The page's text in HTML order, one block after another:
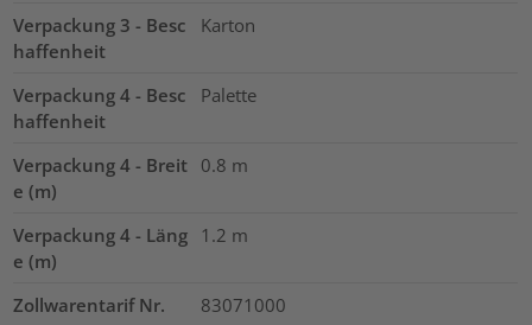
Verpackung 3 - Besc
haffenheit
Karton
Verpackung 4 - Besc
haffenheit
Palette
Verpackung 4 - Breit
e (m)
0.8 m
Verpackung 4 - Läng
e (m)
1.2 m
Zollwarentarif Nr. 83071000